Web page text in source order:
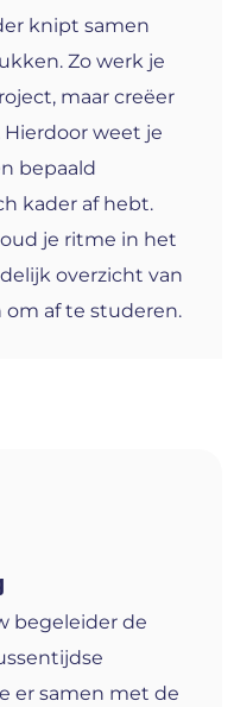
knipt samen
Zo werk je
maar creëer
weet je
bepaald
kader af hebt.
je ritme in het
overzicht van
af te studeren.
begeleider de
er samen met de